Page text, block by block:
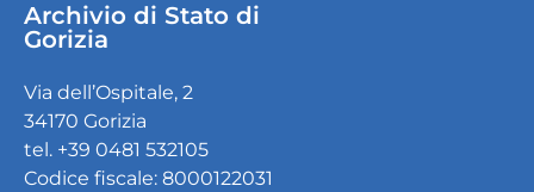
Archivio di Stato di
Gorizia
Via dell’Ospitale, 2
34170 Gorizia
tel. +39 0481 532105
Codice fiscale: 8000122031